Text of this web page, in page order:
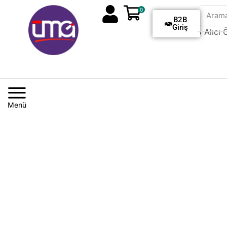
Tüm Siparişlerde Kargo Alıcı
0
B2B
Giriş
Menü